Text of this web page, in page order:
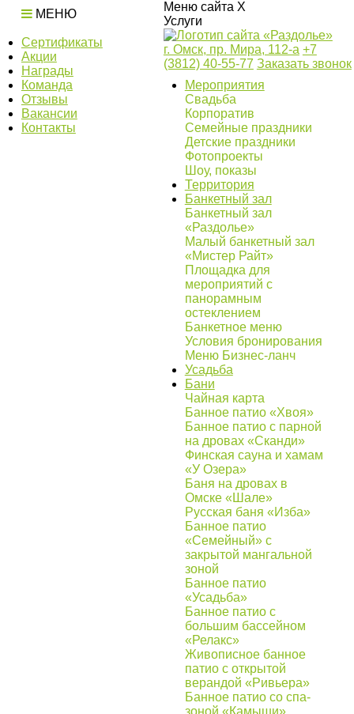
МЕНЮ
Меню сайта X
Услуги
Сертификаты
Акции
Награды
Команда
Отзывы
Вакансии
Контакты
г. Омск, пр. Мира, 112-а +7
(3812) 40-55-77 Заказать звонок
Мероприятия
Свадьба
Корпоратив
Семейные праздники
Детские праздники
Фотопроекты
Шоу, показы
Территория
Банкетный зал
Банкетный зал
«Раздолье»
Малый банкетный зал
«Мистер Райт»
Площадка для
мероприятий с
панорамным
остеклением
Банкетное меню
Условия бронирования
Меню Бизнес-ланч
Усадьба
Бани
Чайная карта
Банное патио «Хвоя»
Банное патио с парной
на дровах «Сканди»
Финская сауна и хамам
«У Озера»
Баня на дровах в
Омске «Шале»
Русская баня «Изба»
Банное патио
«Семейный» с
закрытой мангальной
зоной
Банное патио
«Усадьба»
Банное патио с
большим бассейном
«Релакс»
Живописное банное
патио с открытой
верандой «Ривьера»
Банное патио со спа-
зоной «Камыши»